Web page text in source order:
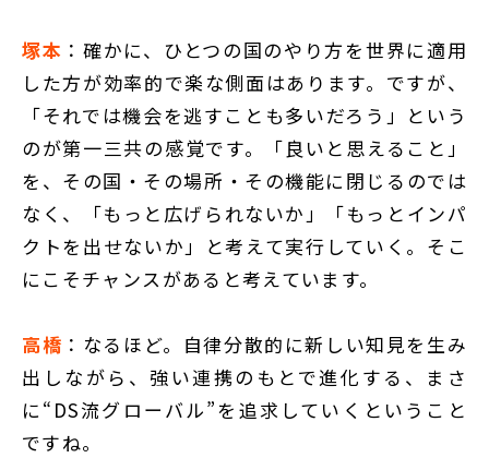
塚本 ：確かに、ひとつの国のやり方を世界に適用
した方が効率的で楽な側面はあります。ですが、
「それでは機会を逃すことも多いだろう」という
のが第一三共の感覚です。「良いと思えること」
を、その国・その場所・その機能に閉じるのでは
なく、「もっと広げられないか」「もっとインパ
クトを出せないか」と考えて実行していく。そこ
にこそチャンスがあると考えています。
高橋 ：なるほど。自律分散的に新しい知見を生み
出しながら、強い連携のもとで進化する、まさ
に“DS流グローバル”を追求していくということ
ですね。